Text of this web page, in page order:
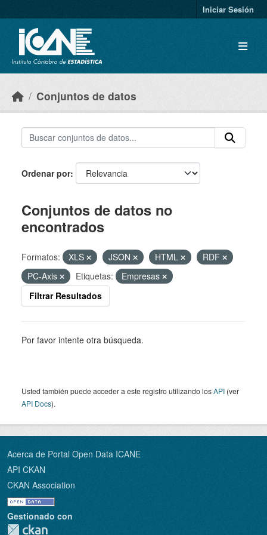
Iniciar Sesión
Conjuntos de datos
Ordenar por
Conjuntos de datos no
encontrados
Formatos: XLS JSON HTML
RDF
PC-Axis
Etiquetas:
Empresas
Filtrar Resultados
Por favor intente otra búsqueda.
Usted también puede acceder a este registro utilizando losAPI (ver
API Docs).
Acerca de Portal Open Data ICANE
API CKAN
CKAN Association
Gestionado con